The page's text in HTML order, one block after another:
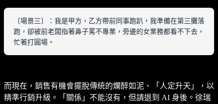
〔場景三〕：我是甲方，乙方帶前同事跑趴，我準備在第三攤落
跑，卻被前老闆指著鼻子罵不專業，旁邊的女業務都看不下去，
忙著打圓場。
而現在，銷售有機會擺脫傳統的爛醉如泥、「人定升天」，以
精準行銷升級。「關係」不能沒有，但請退到 AI 身後。徐瑞